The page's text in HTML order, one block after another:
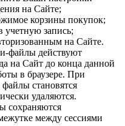
на Сайте;
корзины покупок;
учетную запись;
на Сайте.
файлы действуют
на Сайт до конца данной
в браузере. При
файлы становятся
удаляются.
сохраняются
между сессиями